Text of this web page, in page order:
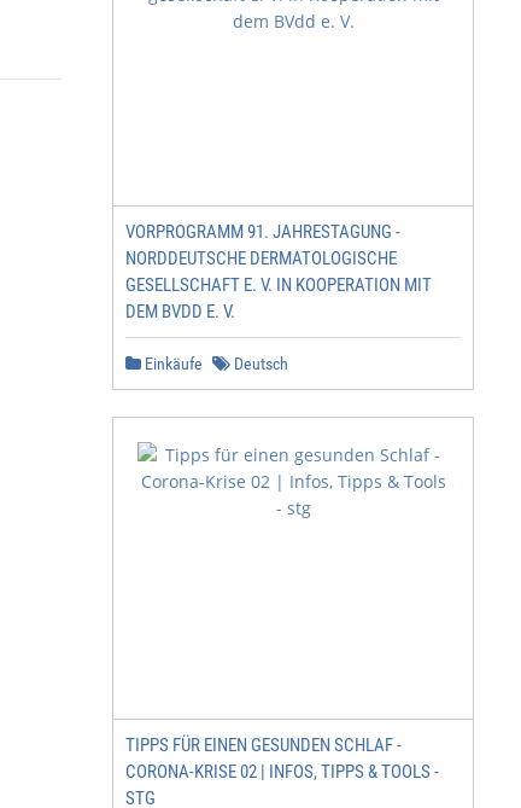
VORPROGRAMM 91. JAHRESTAGUNG -
NORDDEUTSCHE DERMATOLOGISCHE
GESELLSCHAFT E. V. IN KOOPERATION MIT
DEM BVDD E. V.
Einkäufe Deutsch
TIPPS FÜR EINEN GESUNDEN SCHLAF -
CORONA-KRISE 02 | INFOS, TIPPS & TOOLS -
STG